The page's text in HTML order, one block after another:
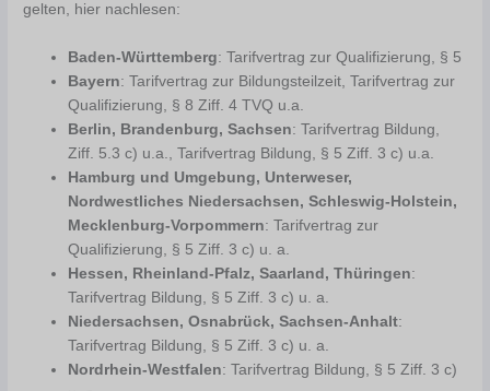
gelten, hier nachlesen:
Baden-Württemberg: Tarifvertrag zur Qualifizierung, § 5
Bayern: Tarifvertrag zur Bildungsteilzeit, Tarifvertrag zur
Qualifizierung, § 8 Ziff. 4 TVQ u.a.
Berlin, Brandenburg, Sachsen: Tarifvertrag Bildung,
Ziff. 5.3 c) u.a., Tarifvertrag Bildung, § 5 Ziff. 3 c) u.a.
Hamburg und Umgebung, Unterweser,
Nordwestliches Niedersachsen, Schleswig-Holstein,
Mecklenburg-Vorpommern: Tarifvertrag zur
Qualifizierung, § 5 Ziff. 3 c) u. a.
Hessen, Rheinland-Pfalz, Saarland, Thüringen:
Tarifvertrag Bildung, § 5 Ziff. 3 c) u. a.
Niedersachsen, Osnabruck, Sachsen-Anhalt:
Tarifvertrag Bildung, § 5 Ziff. 3 c) u. a.
Nordrhein-Westfalen: Tarifvertrag Bildung, § 5 Ziff. 3 c)